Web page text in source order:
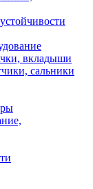
вкладыши
сальники